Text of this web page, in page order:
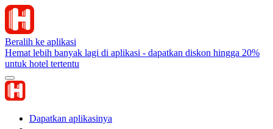
Beralih ke aplikasi
Hemat lebih banyak lagi di aplikasi - dapatkan diskon hingga 20%
untuk hotel tertentu
Dapatkan aplikasinya